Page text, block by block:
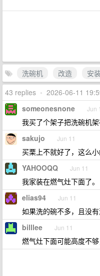
洗碗机 改造
安
43 replies • 2026-06-11
someonesnone Jun
我买了个架子把洗碗机
sakujo Jun 11
买栗上不就好了，这么
YAHOOQQ Jun 11
我家装在燃气灶下面了。
elias94 Jun 11
如果洗的碗不多，且没
billlee Jun 11
燃气灶下面可能高度不